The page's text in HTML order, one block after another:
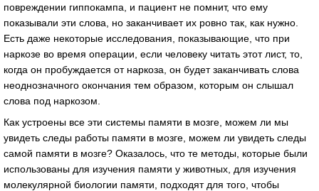
повреждении гиппокампа, и пациент не помнит, что ему
показывали эти слова, но заканчивает их ровно так, как нужно.
Есть даже некоторые исследования, показывающие, что при
наркозе во время операции, если человеку читать этот лист, то,
когда он пробуждается от наркоза, он будет заканчивать слова
неоднозначного окончания тем образом, которым он слышал
слова под наркозом.
Как устроены все эти системы памяти в мозге, можем ли мы
увидеть следы работы памяти в мозге, можем ли увидеть следы
самой памяти в мозге? Оказалось, что те методы, которые были
использованы для изучения памяти у животных, для изучения
молекулярной биологии памяти, подходят для того, чтобы